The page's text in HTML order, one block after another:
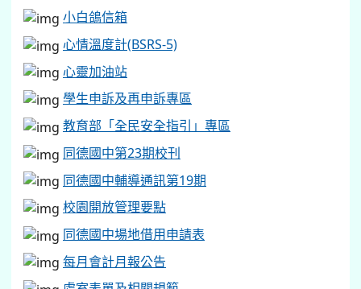
小白鴿信箱
心情溫度計(BSRS-5)
心靈加油站
學生申訴及再申訴專區
教育部「全民安全指引」專區
同德國中第23期校刊
同德國中輔導通訊第19期
校園開放管理要點
同德國中場地借用申請表
每月會計月報公告